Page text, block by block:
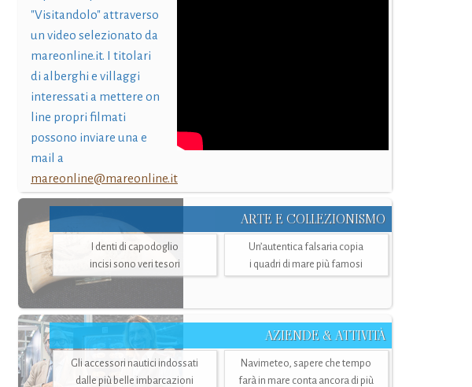
"Visitandolo" attraverso
un video selezionato da
mareonline.it. I titolari
di alberghi e villaggi
interessati a mettere on
line propri filmati
possono inviare una e
mail a
mareonline@mareonline.it
ARTE E COLLEZIONISMO
I denti di capodoglio
incisi sono veri tesori
Un’autentica falsaria copia
i quadri di mare più famosi
AZIENDE & ATTIVITÀ
Gli accessori nautici indossati
dalle più belle imbarcazioni
Navimeteo, sapere che tempo
farà in mare conta ancora di più